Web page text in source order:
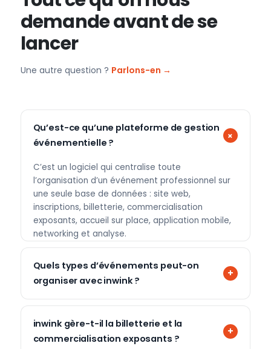
demande avant de se
lancer
Une autre question ? Parlons-en →
Qu’est-ce qu’une plateforme de gestion
événementielle ?
C’est un logiciel qui centralise toute
l’organisation d’un événement professionnel sur
une seule base de données : site web,
inscriptions, billetterie, commercialisation
exposants, accueil sur place, application mobile,
networking et analyse.
Quels types d’événements peut-on
organiser avec inwink ?
inwink gère-t-il la billetterie et la
commercialisation exposants ?